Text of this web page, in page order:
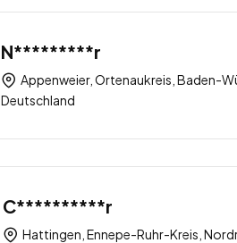
N*********r
Appenweier, Ortenaukreis, Baden-
Deutschland
C**********r
Hattingen, Ennepe-Ruhr-Kreis,